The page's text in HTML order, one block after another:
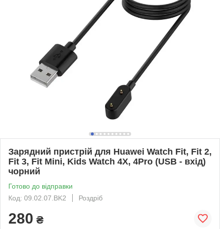
Зарядний пристрій для Huawei Watch Fit, Fit 2,
Fit 3, Fit Mini, Kids Watch 4X, 4Pro (USB - вхід)
чорний
Готово до відправки
Код: 09.02.07.BK2
Роздріб
280 ₴